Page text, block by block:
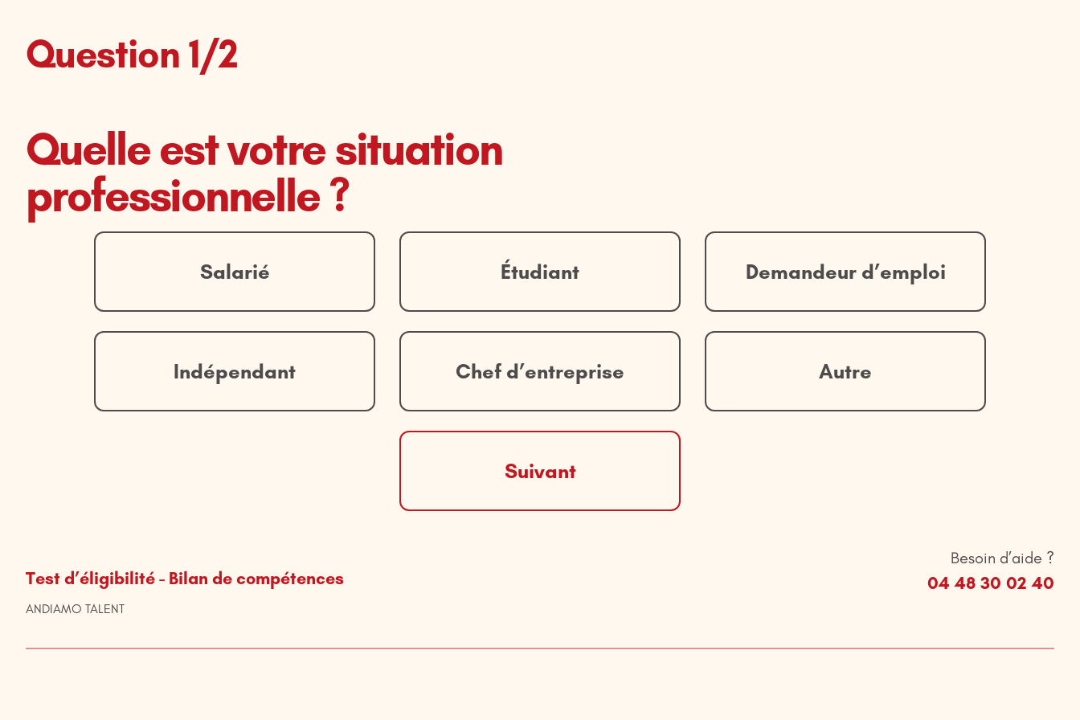
Question 1/2
Quelle est votre situation
professionnelle ?
Salarié Étudiant Demandeur d’emploi
Indépendant Chef d’entreprise Autre
Suivant
Test d’éligibilité - Bilan de compétences
ANDIAMO TALENT
Besoin d’aide ?
04 48 30 02 40